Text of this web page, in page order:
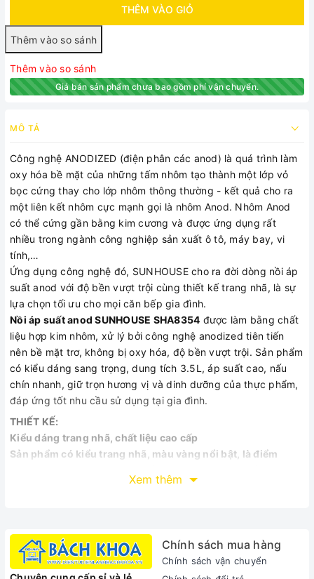
THÊM VÀO GIỎ
Thêm vào so sánh
Giá bán sản phẩm chưa bao gồm phí vận chuyển.
MÔ TẢ
Công nghệ ANODIZED (điện phân các anod) là quá trình làm
oxy hóa bề mặt của những tấm nhôm tạo thành một lớp vỏ
bọc cứng thay cho lớp nhôm thông thường - kết quả cho ra
một liên kết nhôm cực mạnh gọi là nhôm Anod. Nhôm Anod
có thể cứng gần bằng kim cương và được ứng dụng rất
nhiều trong ngành công nghiệp sản xuất ô tô, máy bay, vi
tính,…
Ứng dụng công nghệ đó, SUNHOUSE cho ra đời dòng nồi áp
suất anod với độ bền vượt trội cùng thiết kế trang nhã, là sự
lựa chọn tối ưu cho mọi căn bếp gia đình.
Nồi áp suất anod SUNHOUSE SHA8354 được làm bằng chất
liệu hợp kim nhôm, xử lý bởi công nghệ anodized tiên tiến
nên bề mặt trơ, không bị oxy hóa, độ bền vượt trội. Sản phẩm
có kiểu dáng sang trọng, dung tích 3.5L, áp suất cao, nấu
chín nhanh, giữ trọn hương vị và dinh dưỡng của thực phẩm,
đáp ứng tốt nhu cầu sử dụng tại gia đình.
THIẾT KẾ:
Kiểu dáng trang nhã, chất liệu cao cấp
Sản phẩm có kiểu trang nhã, màu vàng nổi bật, là điểm
làm bằng chất liệu hợp kim nhôm cao cấp, không bị han gỉ
Tay cầm cách nhiệt, khóa đóng mở nắp an toàn
Nồi áp suất anod SUNHOUSE SHA8354 có tay cầm làm bằng
nhựa chịu nhiệt, cách nhiệt tốt, thiết kế to bản rất dễ nâng
Xem thêm
Chính sách mua hàng
Chính sách vận chuyển